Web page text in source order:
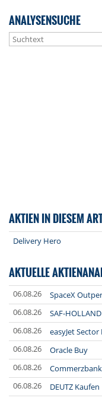
ANALYSENSUCHE
AKTIEN IN DIESEM
Delivery Hero
AKTUELLE
06.08.26 SpaceX
06.08.26
SAF-
06.08.26
easyJet
06.08.26
Oracle Buy
06.08.26
06.08.26
DEUTZ Kaufen